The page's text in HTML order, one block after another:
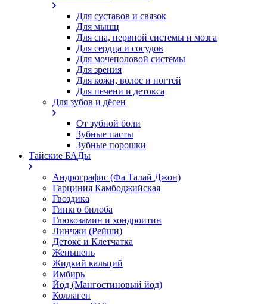
Для суставов и связок
Для мышц
Для сна, нервной системы и мозга
Для сердца и сосудов
Для мочеполовой системы
Для зрения
Для кожи, волос и ногтей
Для печени и детокса
Для зубов и дёсен
От зубной боли
Зубные пасты
Зубные порошки
Тайские БАДы
Андрографис (Фа Талай Джон)
Гарциния Камбоджийская
Гвоздика
Гинкго билоба
Глюкозамин и хондроитин
Линчжи (Рейши)
Детокс и Клетчатка
Женьшень
Жидкий кальций
Имбирь
Йод (Мангостиновый йод)
Коллаген